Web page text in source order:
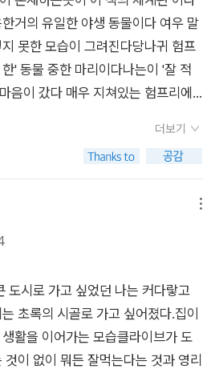
내 모습이한심해 보이기도 했습니
투가도시의 멋진 밤을 선사한 것처럼
습니다.그중에 하나는 그림책입니
만나는 일은반가운 일입니다.이야기
때로는위로를 받기도 합니다.<달은
한 삶에위로를 건네줄 그림책입니
같이 받은 멋진 밤을확인하고 그림
다고 했지만엄마는 힘들고 어려워
즐거움도 알아가게 될 거라 했습니다.
에서제공되어 개인의 주
시 #우정 #그림책 #인생책#위로 #
찬 #책스타그램
거의 유일한 야생 동물이다 여우 말
못한 모습이 그려진다당나귀 험프
' 동물 중한 마리이다나는이 '잘 적
음이 갔다 매우 지쳐있는 험프리에
한 마음이 들기도 했다다행히 달은
드엔딩이 아닌 그렇다고 해피엔딩
껴졌다현실속 쌉싸름함을 잘 이겨내
나 에게도달은누구의것도아니다 공
더보기
도시로 가고 싶었던 나는 커다랗고
초록의 시골로 가고 싶어졌다.집이
활을 이어가는 모습클라이브가 도
이 없이 뭐든 잘먹는다는 것과 영리